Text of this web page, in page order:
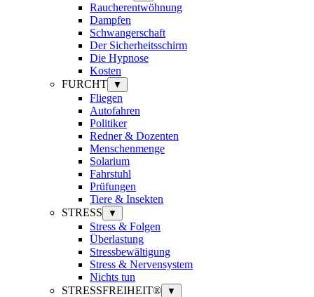
Raucherentwöhnung
Dampfen
Schwangerschaft
Der Sicherheitsschirm
Die Hypnose
Kosten
FURCHT
▼
Fliegen
Autofahren
Politiker
Redner & Dozenten
Menschenmenge
Solarium
Fahrstuhl
Prüfungen
Tiere & Insekten
STRESS
▼
Stress & Folgen
Überlastung
Stressbewältigung
Stress & Nervensystem
Nichts tun
STRESSFREIHEIT®
▼